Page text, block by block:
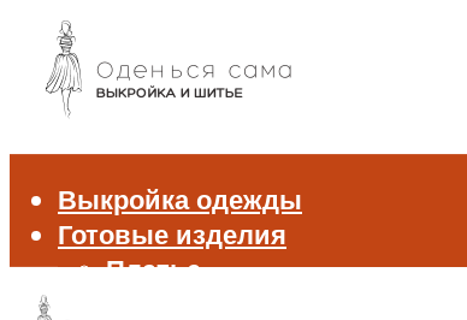
Выкройка одежды
Готовые изделия
Платье